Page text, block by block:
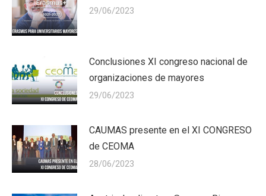
29/06/2023
Conclusiones XI congreso nacional de
organizaciones de mayores
29/06/2023
CAUMAS presente en el XI CONGRESO
de CEOMA
28/06/2023